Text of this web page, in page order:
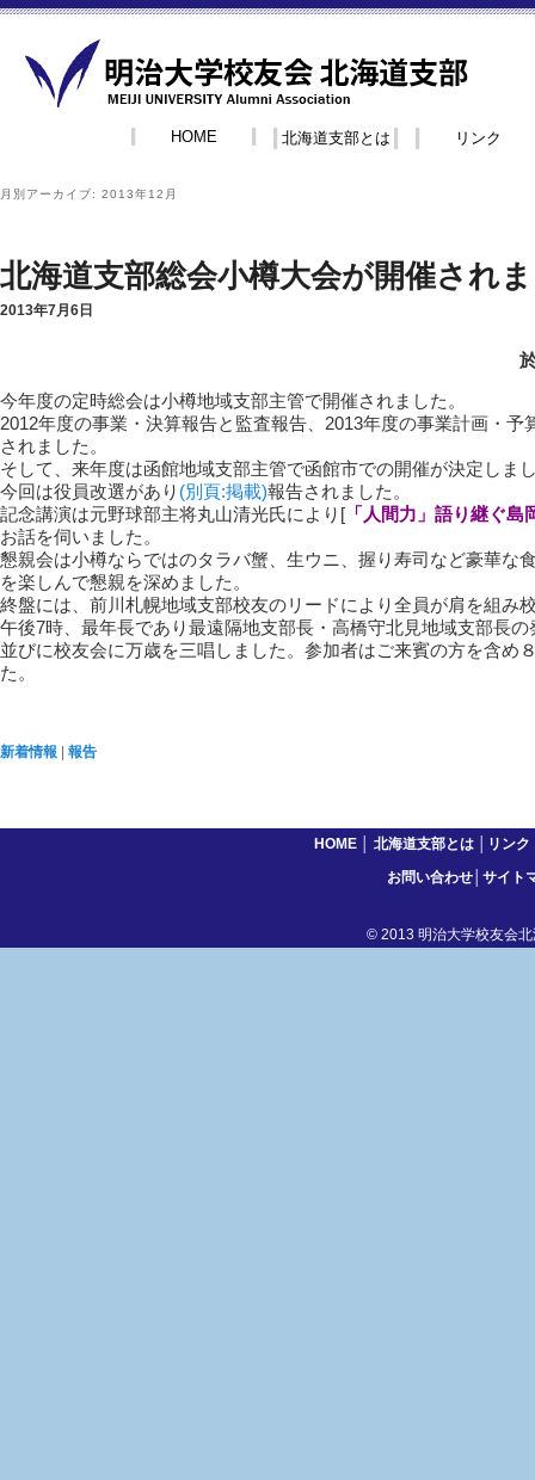
HOME 北海道支部とは リンク
月別アーカイブ: 2013年12月
北海道支部総会小樽大会が開催され
2013年7月6日
今年度の定時総会は小樽地域支部主管で開催されました。
2012年度の事業・決算報告と監査報告、2013年度の事業計画・予
されました。
そして、来年度は函館地域支部主管で函館市での開催が決定しま
今回は役員改選があり (別頁:掲載)報告されました。
記念講演は元野球部主将丸山清光氏により[ 「人間力」語り継ぐ島
お話を伺いました。
懇親会は小樽ならではのタラバ蟹、生ウニ、握り寿司など豪華な
を楽しんで懇親を深めました。
終盤には、前川札幌地域支部校友のリードにより全員が肩を組み
午後7時、最年長であり最遠隔地支部長・高橋守北見地域支部長
並びに校友会に万歳を三唱しました。参加者はご来賓の方を含め
た。
新着情報 報告
HOME 北海道支部とは リンク
お問い合わせ サイト
© 2013 明治大学校友会北